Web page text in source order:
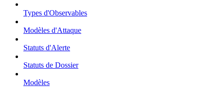
Types d'Observables
Modèles d'Attaque
Statuts d'Alerte
Statuts de Dossier
Modèles